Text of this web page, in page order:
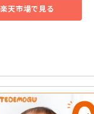
楽天市場で見る